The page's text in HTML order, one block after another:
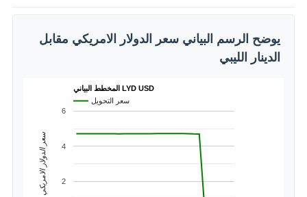
يوضح الرسم البياني سعر الدولار الامريكي مقابل
الدينار الليبي
المخطط البياني LYD USD
سعر التحويل
2
4
6
سعر الدولار الامريكي